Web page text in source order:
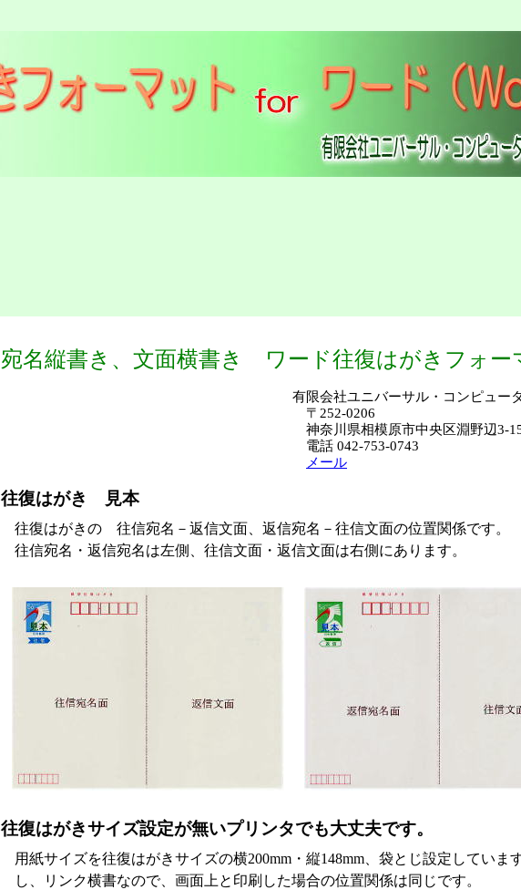
宛名縦書き、文面横書き ワード往復はがきフォー
有限会社ユニバーサル・コンピュー
〒252-0206
神奈川県相模原市中央区淵野辺3-
電話 042-753-0743
メール
往復はがき 見本
往復はがきの 往信宛名－返信文面、返信宛名－往信文面の位置関係です。
往信宛名・返信宛名は左側、往信文面・返信文面は右側にあります。
往復はがきサイズ設定が無いプリンタでも大丈夫です。
用紙サイズを往復はがきサイズの横200mm・縦148mm、袋とじ設定していま
し、リンク横書なので、画面上と印刷した場合の位置関係は同じです。